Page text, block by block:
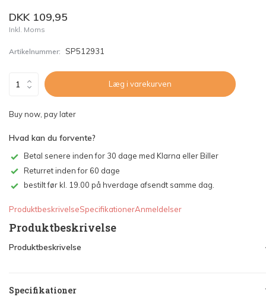
DKK 109,95
Inkl. Moms
Artikelnummer: SP512931
Læg i varekurven
Buy now, pay later
Hvad kan du forvente?
Betal senere inden for 30 dage med Klarna eller Biller
Returret inden for 60 dage
bestilt før kl. 19.00 på hverdage afsendt samme dag.
ProduktbeskrivelseSpecifikationerAnmeldelser
Produktbeskrivelse
Produktbeskrivelse
Specifikationer